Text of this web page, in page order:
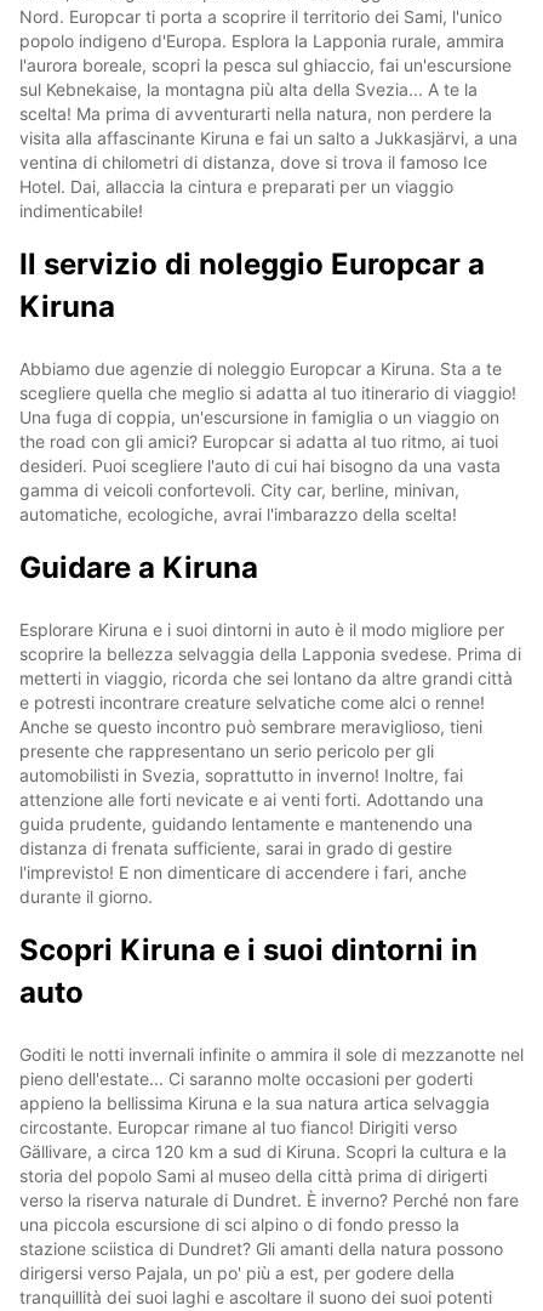
Nord. Europcar ti porta a scoprire il territorio dei Sami, l'unico
popolo indigeno d'Europa. Esplora la Lapponia rurale, ammira
l'aurora boreale, scopri la pesca sul ghiaccio, fai un'escursione
sul Kebnekaise, la montagna più alta della Svezia... A te la
scelta! Ma prima di avventurarti nella natura, non perdere la
visita alla affascinante Kiruna e fai un salto a Jukkasjärvi, a una
ventina di chilometri di distanza, dove si trova il famoso Ice
Hotel. Dai, allaccia la cintura e preparati per un viaggio
indimenticabile!
Il servizio di noleggio Europcar a
Kiruna
Abbiamo due agenzie di noleggio Europcar a Kiruna. Sta a te
scegliere quella che meglio si adatta al tuo itinerario di viaggio!
Una fuga di coppia, un'escursione in famiglia o un viaggio on
the road con gli amici? Europcar si adatta al tuo ritmo, ai tuoi
desideri. Puoi scegliere l'auto di cui hai bisogno da una vasta
gamma di veicoli confortevoli. City car, berline, minivan,
automatiche, ecologiche, avrai l'imbarazzo della scelta!
Guidare a Kiruna
Esplorare Kiruna e i suoi dintorni in auto è il modo migliore per
scoprire la bellezza selvaggia della Lapponia svedese. Prima di
metterti in viaggio, ricorda che sei lontano da altre grandi città
e potresti incontrare creature selvatiche come alci o renne!
Anche se questo incontro può sembrare meraviglioso, tieni
presente che rappresentano un serio pericolo per gli
automobilisti in Svezia, soprattutto in inverno! Inoltre, fai
attenzione alle forti nevicate e ai venti forti. Adottando una
guida prudente, guidando lentamente e mantenendo una
distanza di frenata sufficiente, sarai in grado di gestire
l'imprevisto! E non dimenticare di accendere i fari, anche
durante il giorno.
Scopri Kiruna e i suoi dintorni in
auto
Goditi le notti invernali infinite o ammira il sole di mezzanotte nel
pieno dell'estate... Ci saranno molte occasioni per goderti
appieno la bellissima Kiruna e la sua natura artica selvaggia
circostante. Europcar rimane al tuo fianco! Dirigiti verso
Gällivare, a circa 120 km a sud di Kiruna. Scopri la cultura e la
storia del popolo Sami al museo della città prima di dirigerti
verso la riserva naturale di Dundret. È inverno? Perché non fare
una piccola escursione di sci alpino o di fondo presso la
stazione sciistica di Dundret? Gli amanti della natura possono
dirigersi verso Pajala, un po' più a est, per godere della
tranquillità dei suoi laghi e ascoltare il suono dei suoi potenti